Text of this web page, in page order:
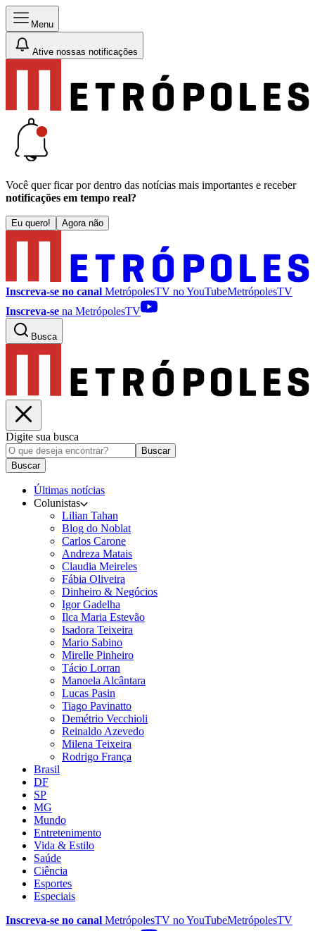
Menu
Ative nossas notificações
Você quer ficar por dentro das notícias mais importantes e receber
notificações em tempo real?
Eu quero! Agora não
Inscreva-se no canal MetrópolesTV noYouTubeMetrópolesTV
Inscreva-se na MetrópolesTV
Busca
Digite sua busca
Buscar
Buscar
Últimas notícias
Colunistas
Lilian Tahan
Blog do Noblat
Carlos Carone
Andreza Matais
Claudia Meireles
Fábia Oliveira
Dinheiro & Negócios
Igor Gadelha
Ilca Maria Estevão
Isadora Teixeira
Mario Sabino
Mirelle Pinheiro
Tácio Lorran
Manoela Alcântara
Lucas Pasin
Tiago Pavinatto
Demétrio Vecchioli
Reinaldo Azevedo
Milena Teixeira
Rodrigo França
Brasil
DF
SP
MG
Mundo
Entretenimento
Vida & Estilo
Saúde
Ciência
Esportes
Especiais
Inscreva-se no canal MetrópolesTV noYouTubeMetrópolesTV